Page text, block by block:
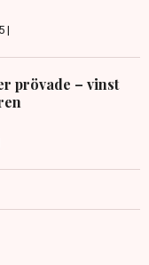
|
prövade – vinst